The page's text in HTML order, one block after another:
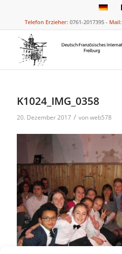
Telefon Erzieher: 0761-2017395 - Mail:
K1024_IMG_0358
20. Dezember 2017 / vonweb578